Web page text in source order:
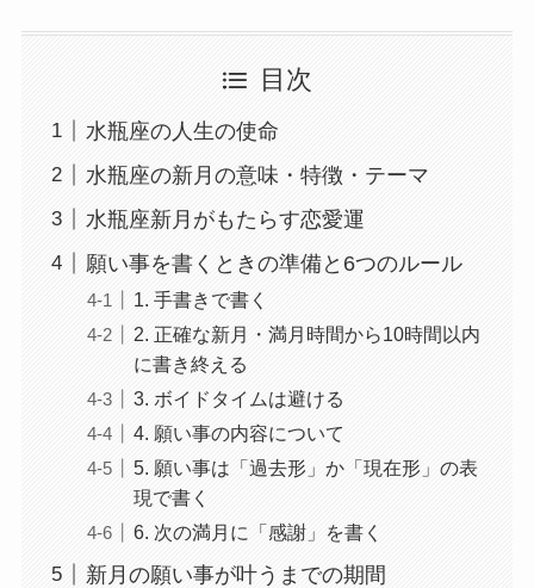
目次
水瓶座の人生の使命
水瓶座の新月の意味・特徴・テーマ
水瓶座新月がもたらす恋愛運
願い事を書くときの準備と6つのルール
1. 手書きで書く
2. 正確な新月・満月時間から10時間以内
に書き終える
3. ボイドタイムは避ける
4. 願い事の内容について
5. 願い事は「過去形」か「現在形」の表
現で書く
6. 次の満月に「感謝」を書く
新月の願い事が叶うまでの期間